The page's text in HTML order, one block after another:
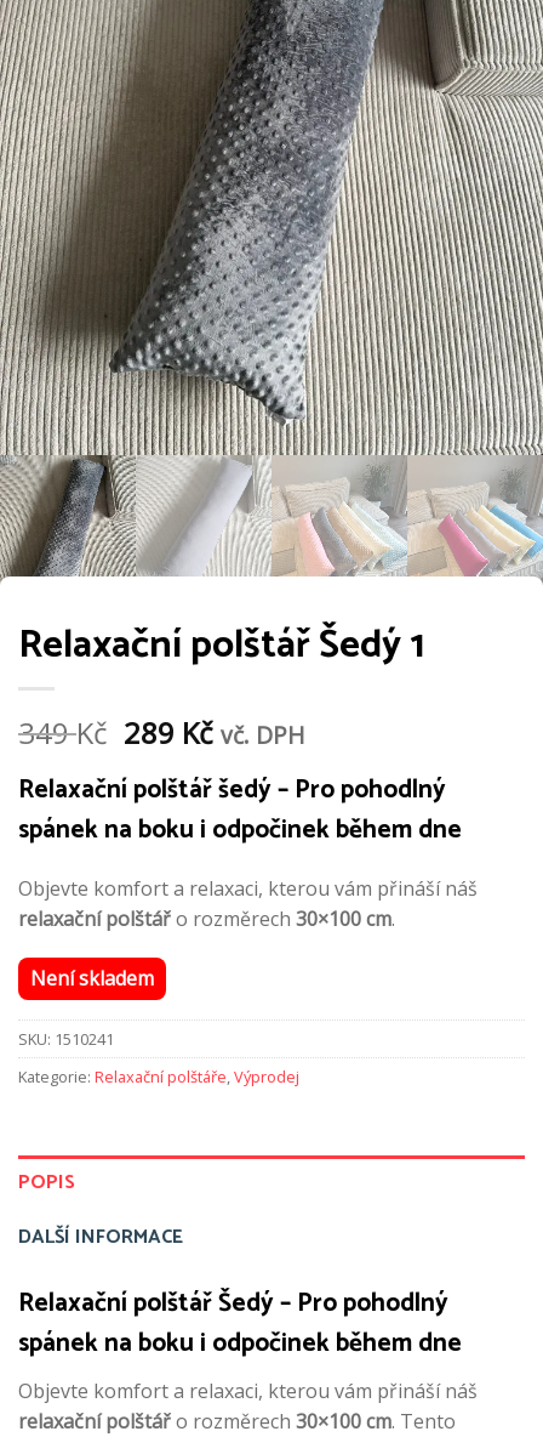
Relaxační polštář Šedý 1
349Kč Původní
cena
byla:
289 KčAktuální
cena
je:
vč. DPH
Relaxační polštář šedý – Pro pohodlný
spánek na boku i odpočinek během dne
Objevte komfort a relaxaci, kterou vám přináší náš
relaxační polštářo rozměrech 30×100 cm.
Není skladem
SKU: 1510241
Kategorie: Relaxační polštáře,Výprodej
POPIS
DALŠÍ INFORMACE
Relaxační polštář Šedý – Pro pohodlný
spánek na boku i odpočinek během dne
Objevte komfort a relaxaci, kterou vám přináší náš
relaxační polštářo rozměrech 30×100 cm. Tento